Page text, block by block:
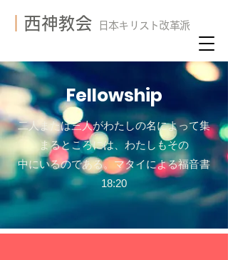
｜西神教会 日本キリスト改革派
Fellowship
二人または三人がわたしの名によって集
まるところには、わたしもその
中にいるのである。マタイによる福音書
18:20